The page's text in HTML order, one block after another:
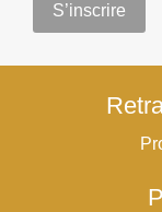
S’inscrire